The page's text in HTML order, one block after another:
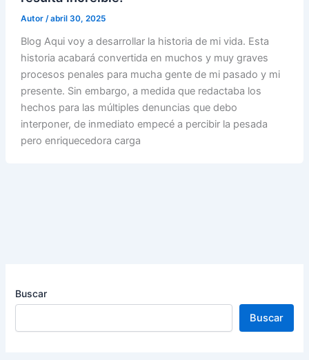
Autor /abril 30, 2025
Blog Aqui voy a desarrollar la historia de mi vida. Esta
historia acabará convertida en muchos y muy graves
procesos penales para mucha gente de mi pasado y mi
presente. Sin embargo, a medida que redactaba los
hechos para las múltiples denuncias que debo
interponer, de inmediato empecé a percibir la pesada
pero enriquecedora carga
Buscar
Buscar